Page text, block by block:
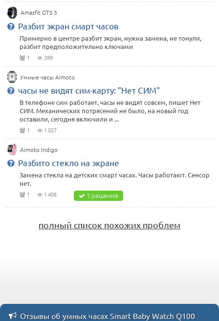
Amazfit GTS 3
Разбит экран смарт часов
Примерно в центре разбит экран, нужна замена, не тонули,
разбит предположительно ключами
1 399
Умные часы Aimoto
часы не видят сим-карту: "Нет СИМ"
В телефоне сим работает, часы не видят совсем, пишет Нет
СИМ. Механических потрясений не было, на новый год
оставили, сегодня включили и ...
1 1 027
Aimoto Indigo
Разбито стекло на экране
Замена стекла на детских смарт часах. Часы работают. Сенсор
нет.
1 1 406 1 решение
полный список похожих проблем
Отзывы об умных часах Smart Baby Watch Q100